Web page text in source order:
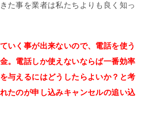
た事を業者は私たちよりも良く知っ
いく事が出来ないので、電話を使う
。電話しか使えないならば一番効率
与えるにはどうしたらよいか？と考
たのが申し込みキャンセルの追い込